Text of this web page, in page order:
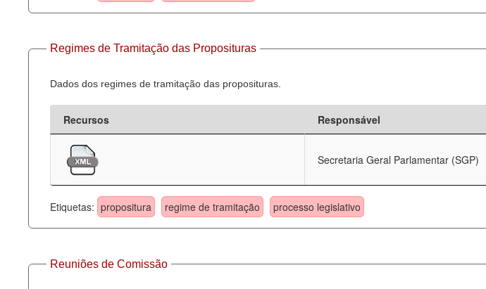
Regimes de Tramitação das Proposituras
Dados dos regimes de tramitação das proposituras.
Recursos Responsável
Secretaria Geral Parlamentar (SGP)
Etiquetas: propositura regime de tramitação processo legislativo
Reuniões de Comissão